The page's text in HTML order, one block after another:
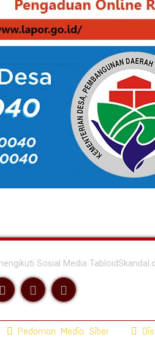
Sosial Media
Pedoman Media Siber